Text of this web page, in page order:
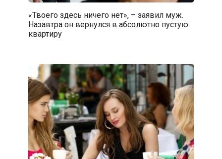
«Твоего здесь ничего нет», – заявил муж.
Назавтра он вернулся в абсолютно пустую
квартиру